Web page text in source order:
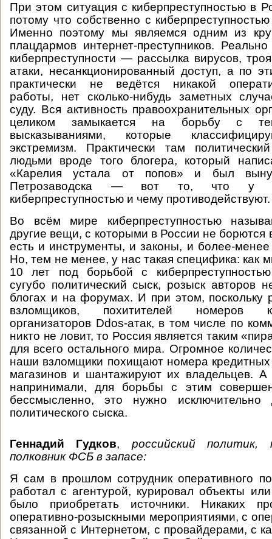
При этом ситуация с киберпреступностью в
потому что собственно с
Именно поэтому мы являемся одним из
плацдармов интернет-преступников.
киберпреступности — рассылка вирусов,
атаки, несанкционированный доступ, а по
практически не ведётся никакой
работы, нет сколько-нибудь заметных
суду. Вся активность правоохранительных
целиком замыкается на борьбу с
высказываниями, которые
экстремизм. Практически там
людьми вроде того блогера, который
«Карелия устала от попов» и был
Петрозаводска — вот то, что у
киберпреступностью и чему противодействуют.
Во всём мире киберпреступностью
другие вещи, с которыми в России не борются
есть и инструменты, и законы, и более-
Но, тем не менее, у нас такая специфика: как
10 лет под борьбой с киберпреступностью
сугубо политический сыск, розыск авторов
блогах и на форумах. И при этом, поскольку
взломщиков, похитителей номеров
организаторов Ddos-атак, в том числе по
никто не ловит, то Россия является таким
для всего остального мира. Огромное
наши взломщики похищают номера кредитных
магазинов и шантажируют их владельцев. А
напринимали, для борьбы с этим
бессмысленно, это нужно исключительно
политического сыска.
Геннадий Гудков, российский политик,
полковник ФСБ в запасе:
Я сам в прошлом сотрудник оперативного
работал с агентурой, курировал объекты
было приобретать источники. Никаких
оперативно-розыскными мероприятиями, с
связанной с Интернетом, с провайдерами, с